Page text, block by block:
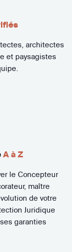
architectes
et paysagistes
A à Z
le Concepteur
maître
de votre
Juridique
garanties